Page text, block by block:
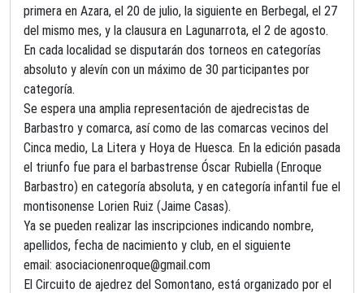
primera en Azara, el 20 de julio, la siguiente en Berbegal, el 27
del mismo mes, y la clausura en Lagunarrota, el 2 de agosto.
En cada localidad se disputarán dos torneos en categorías
absoluto y alevín con un máximo de 30 participantes por
categoría.
Se espera una amplia representación de ajedrecistas de
Barbastro y comarca, así como de las comarcas vecinos del
Cinca medio, La Litera y Hoya de Huesca. En la edición pasada
el triunfo fue para el barbastrense Óscar Rubiella (Enroque
Barbastro) en categoría absoluta, y en categoría infantil fue el
montisonense Lorien Ruiz (Jaime Casas).
Ya se pueden realizar las inscripciones indicando nombre,
apellidos, fecha de nacimiento y club, en el siguiente
email: asociacionenroque@gmail.com
El Circuito de ajedrez del Somontano, está organizado por el